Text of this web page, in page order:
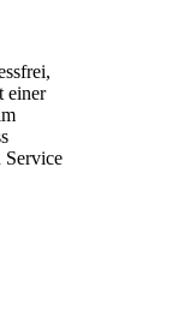
einer
Service